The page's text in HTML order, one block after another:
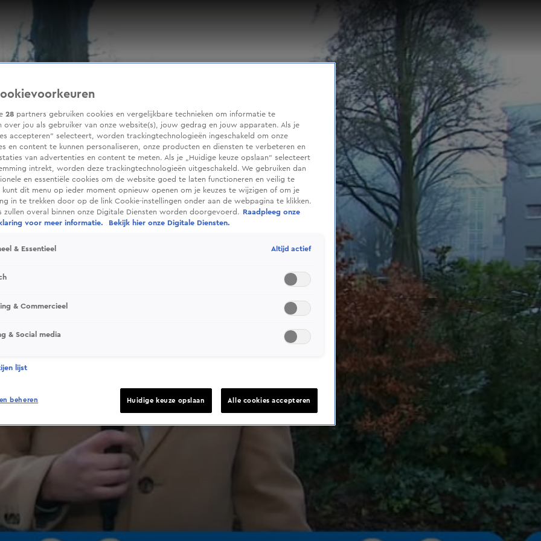
28 partners gebruiken cookies en vergelijkbare technieken om informatie te
over jou als gebruiker van onze website(s), jouw gedrag en jouw apparaten. Als je
accepteren” selecteert, worden trackingtechnologieën ingeschakeld om onze
en content te kunnen personaliseren, onze producten en diensten te verbeteren en
van advertenties en content te meten. Als je „Huidige keuze opslaan” selecteert
intrekt, worden deze trackingtechnologieën uitgeschakeld. We gebruiken dan
en essentiële cookies om de website goed te laten functioneren en veilig te
kunt dit menu op ieder moment opnieuw openen om je keuzes te wijzigen of om je
in te trekken door op de link Cookie-instellingen onder aan de webpagina te klikken.
zullen overal binnen onze Digitale Diensten worden doorgevoerd.
Raadpleeg onze
voor meer informatie.
Bekijk hier onze Digitale Diensten.
& Essentieel Altijd actief
& Commercieel
& Social media
lijst
beheren Huidige keuze opslaan Alle cookies accepteren